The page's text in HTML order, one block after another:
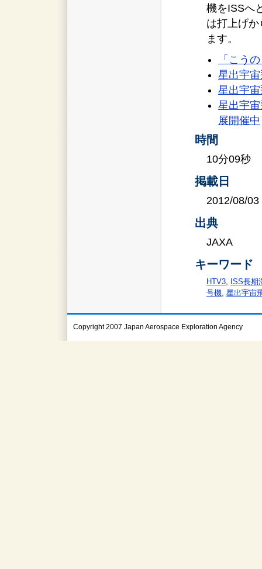
機をISSへ
は打上げ
ます。
「こう
星出宇
星出宇
星出宇
展開催中
時間
10分09秒
掲載日
2012/08/03
出典
JAXA
キーワード
HTV3, ISS長期
号機, 星出宇宙
Copyright 2007 Japan Aerospace Exploration Agency